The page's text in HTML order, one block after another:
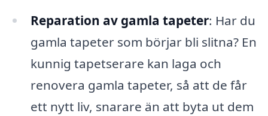
Reparation av gamla tapeter: Har du
gamla tapeter som börjar bli slitna? En
kunnig tapetserare kan laga och
renovera gamla tapeter, så att de får
ett nytt liv, snarare än att byta ut dem